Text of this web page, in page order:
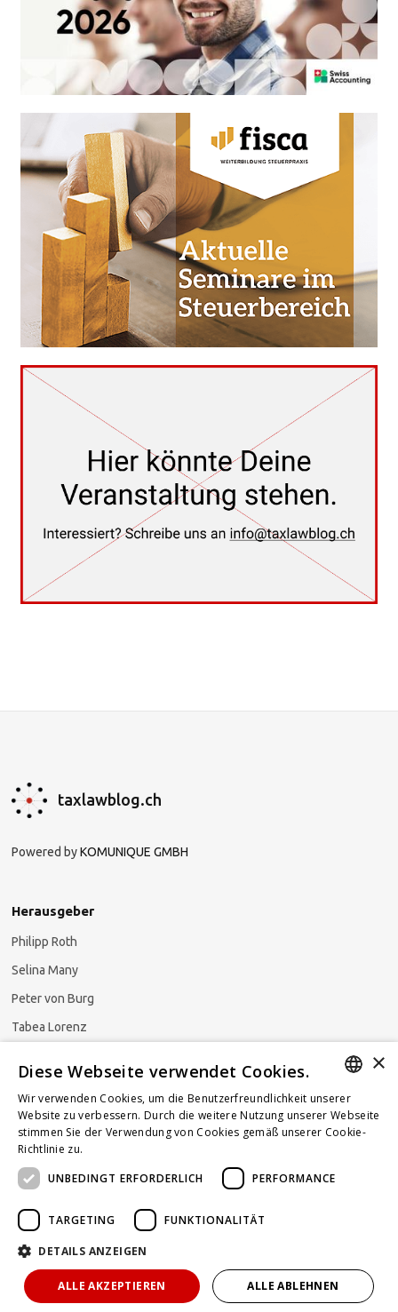
taxlawblog.ch
Powered byKOMUNIQUE GMBH
Herausgeber
Philipp Roth
Selina Many
Peter von Burg
Tabea Lorenz
Newsletter abonnieren
Powered by KOMUNIQUE
hello@taxlawblog.ch
IMPRESSUM
DATENSCHUTZ HAFTUNGSAUSSCHLUSS
GERMAN
FRENCH
×
Diese Webseite verwendet Cookies.
Wir verwenden Cookies, um die Benutzerfreundlichkeit unserer
Website zu verbessern. Durch die weitere Nutzung unserer Webseite
stimmen Sie der Verwendung von Cookies gemäß unserer Cookie-
Richtlinie zu.
UNBEDINGT ERFORDERLICH
PERFORMANCE
TARGETING FUNKTIONALITÄT
DETAILS ANZEIGEN
ALLE AKZEPTIEREN ALLE ABLEHNEN